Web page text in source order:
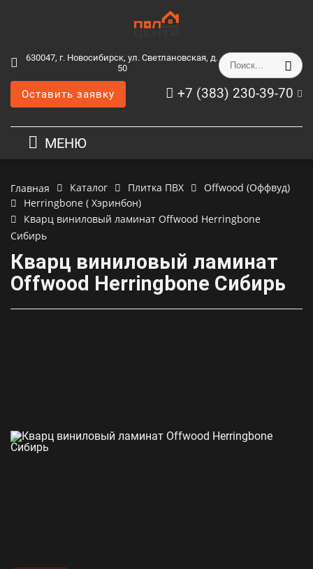
630047, г. Новосибирск, ул. Светлановская, д.
50
+7 (383) 230-39-70
Оставить заявку
МЕНЮ
Главная Каталог Плитка ПВХ
Offwood (Оффвуд)
Herringbone ( Хэринбон)
Кварц виниловый ламинат Offwood Herringbone
Сибирь
Кварц виниловый ламинат
Offwood Herringbone Сибирь